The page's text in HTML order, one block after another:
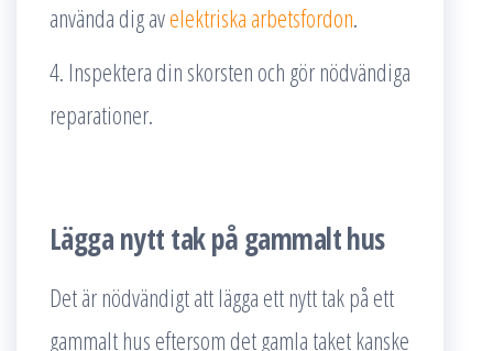
använda dig avelektriska arbetsfordon.
4. Inspektera din skorsten och gör nödvändiga
reparationer.
Lägga nytt tak på gammalt hus
Det är nödvändigt att lägga ett nytt tak på ett
gammalt hus eftersom det gamla taket kanske